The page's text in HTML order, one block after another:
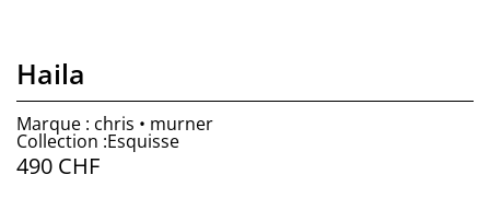
Haila
Marque : chris • murner
Collection :Esquisse
490 CHF